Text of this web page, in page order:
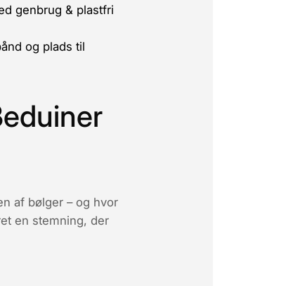
genbrug & plastfri
og plads til
af bølger – og hvor
en stemning, der